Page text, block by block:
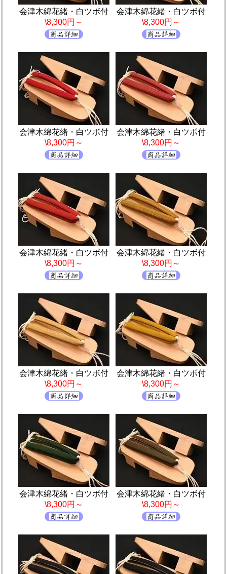
会津木綿花緒・白ツボ付
\8,300円～
会津木綿花緒・白ツボ付
\8,300円～
会津木綿花緒・白ツボ付
\8,300円～
会津木綿花緒・白ツボ付
\8,300円～
会津木綿花緒・白ツボ付
\8,300円～
会津木綿花緒・白ツボ付
\8,300円～
会津木綿花緒・白ツボ付
\8,300円～
会津木綿花緒・白ツボ付
\8,300円～
会津木綿花緒・白ツボ付
\8,300円～
会津木綿花緒・白ツボ付
\8,300円～